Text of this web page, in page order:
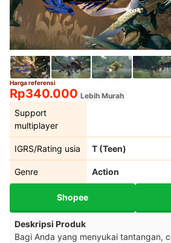
Harga referensi
Rp340.000 Lebih Murah
Support
multiplayer
IGRS/Rating usia T (Teen)
Genre Action
Shopee
Deskripsi Produk
Bagi Anda yang menyukai tantangan,